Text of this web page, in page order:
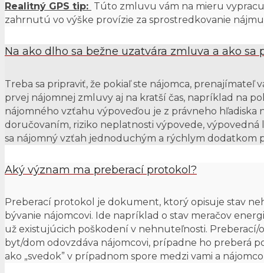
Realitný GPS tip: Túto zmluvu vám na mieru
zahrnutú vo výške provízie za sprostredkovanie
Na ako dlho sa bežne uzatvára zmluva a ako sa
Treba sa pripraviť, že pokiaľ ste nájomca,
prvej nájomnej zmluvy aj na kratší čas, napríklad na
nájomného vzťahu výpoveďou je z právneho hľadiska
doručovaním, riziko neplatnosti výpovede, výpovedná
sa nájomný vzťah jednoduchým a rýchlym dodatkom
Aký význam ma preberací protokol?
Preberací protokol je dokument, ktorý opisuje stav
bývanie nájomcovi. Ide napríklad o stav meračov
už existujúcich poškodení v nehnuteľnosti.
byt/dom odovzdáva nájomcovi, prípadne ho preberá
ako „svedok” v prípadnom spore medzi vami a